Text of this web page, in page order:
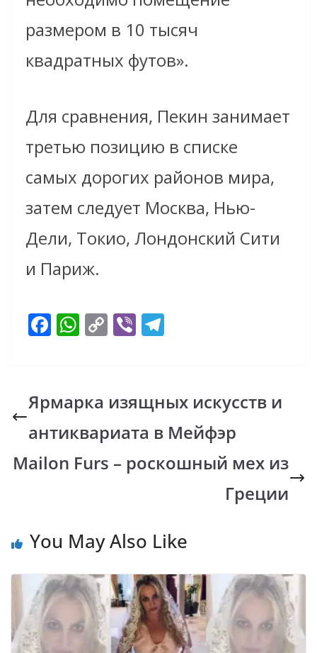
размером в 10 тысяч
квадратных футов».
Для сравнения, Пекин занимает
третью позицию в списке
самых дорогих районов мира,
затем следует Москва, Нью-
Дели, Токио, Лондонский Сити
и Париж.
F
b
o
o
k
W
s
A
p
p
C
y
Li
n
k
Vi
gr
a
m
Ярмарка изящных искусств и
антиквариата в Мейфэр
Mailon Furs – роскошный мех из
Греции
You May Also Like